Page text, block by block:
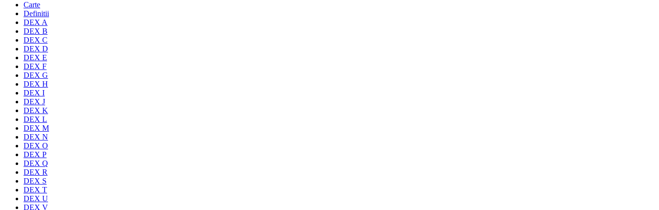
Carte
Definitii
DEX A
DEX B
DEX C
DEX D
DEX E
DEX F
DEX G
DEX H
DEX I
DEX J
DEX K
DEX L
DEX M
DEX N
DEX O
DEX P
DEX Q
DEX R
DEX S
DEX T
DEX U
DEX V